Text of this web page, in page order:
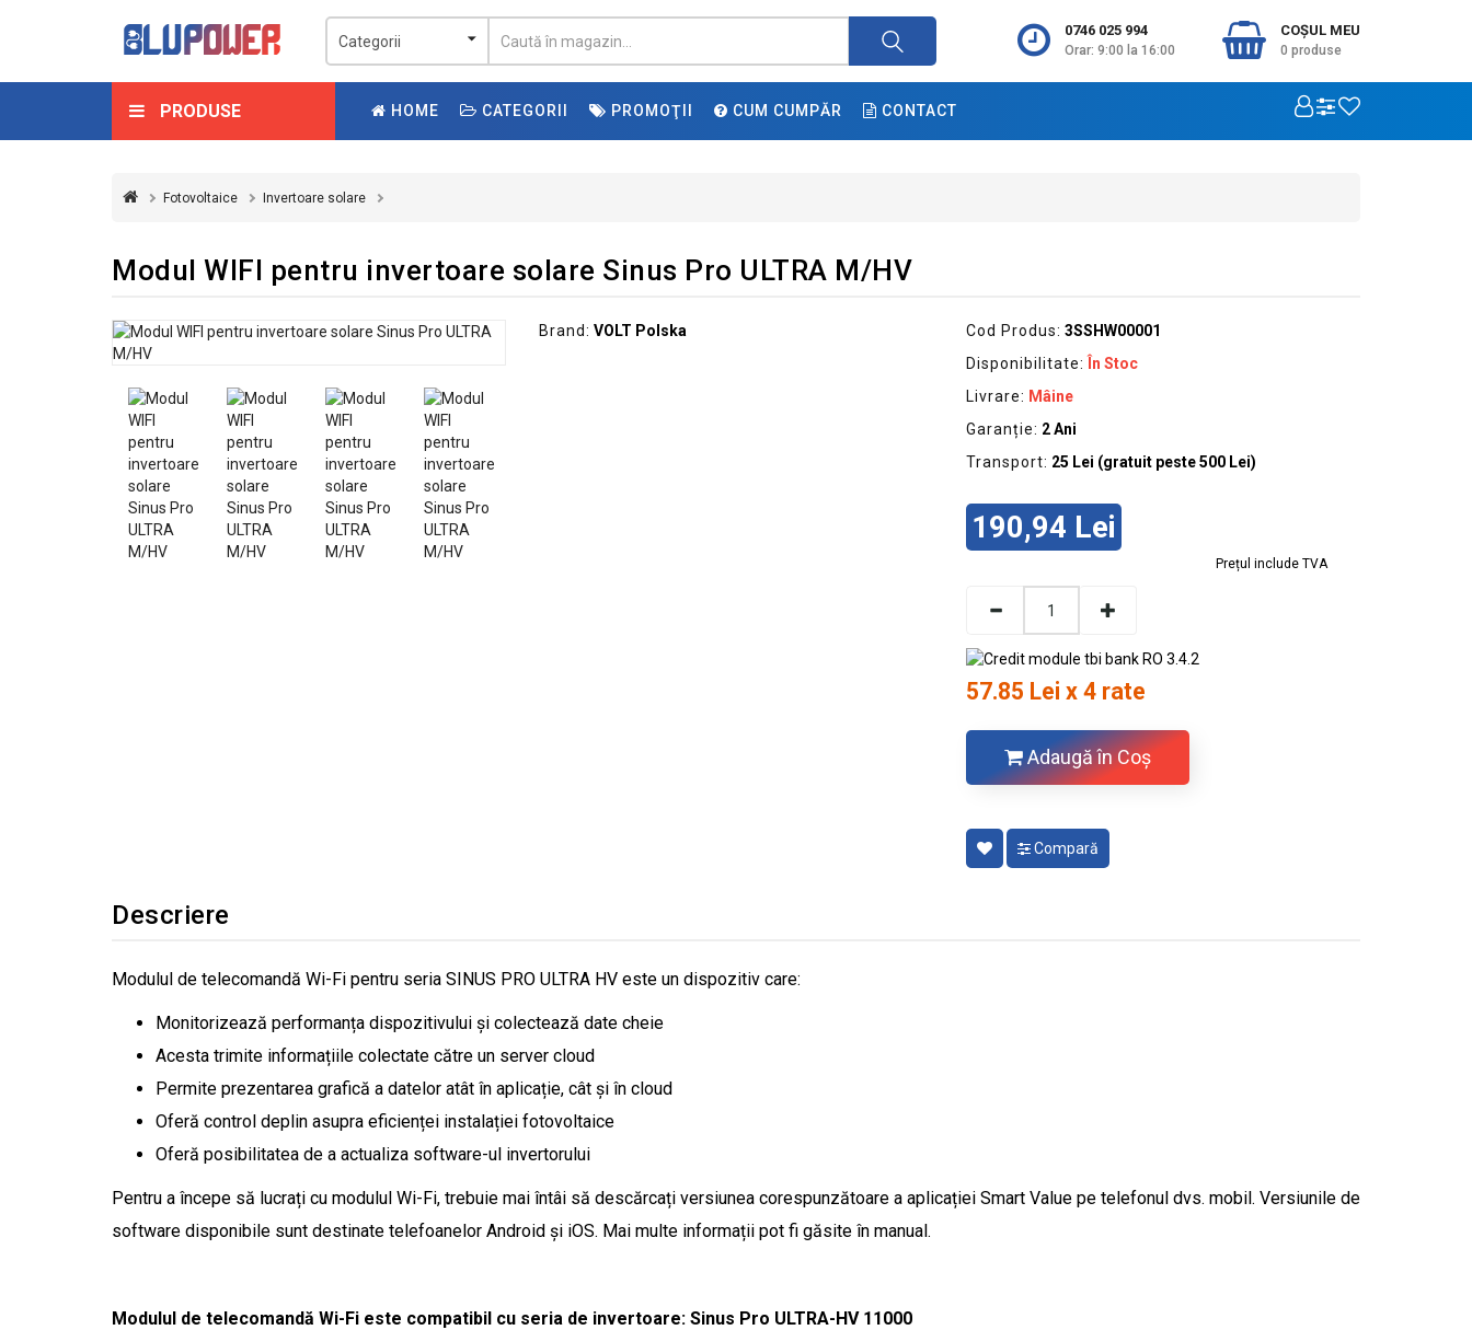
0746 025 994
Orar: 9:00 la 16:00
COŞUL MEU
0 produse
PRODUSE HOME CATEGORII PROMOŢII CUM CUMPĂR CONTACT
Fotovoltaice Invertoare solare
Modul WIFI pentru invertoare solare Sinus Pro ULTRA M/HV
Brand: VOLT Polska Cod Produs: 3SSHW00001
Disponibilitate:
În Stoc
Livrare: Mâine
Garanție: 2 Ani
Transport: 25 Lei (gratuit peste 500 Lei)
190,94 Lei
Prețul include TVA
57.85 Lei x 4 rate
Adaugă în Coş
Compară
Descriere
Modulul de telecomandă Wi-Fi pentru seria SINUS PRO ULTRA HV este un dispozitiv care:
Monitorizează performanța dispozitivului și colectează date cheie
Acesta trimite informațiile colectate către un server cloud
Permite prezentarea grafică a datelor atât în ​​aplicație, cât și în cloud
Oferă control deplin asupra eficienței instalației fotovoltaice
Oferă posibilitatea de a actualiza software-ul invertorului
Pentru a începe să lucrați cu modulul Wi-Fi, trebuie mai întâi să descărcați versiunea corespunzătoare a aplicației Smart Value pe telefonul dvs. mobil. Versiunile de
software disponibile sunt destinate telefoanelor Android și iOS. Mai multe informații pot fi găsite în manual.
Modulul de telecomandă Wi-Fi este compatibil cu seria de invertoare: Sinus Pro ULTRA-HV 11000